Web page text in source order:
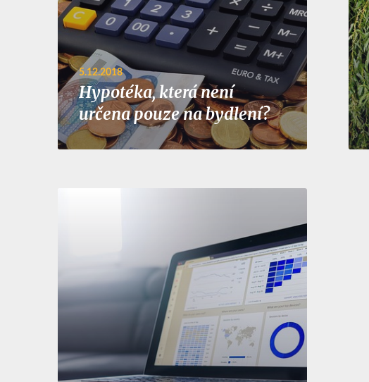
5.12.2018
Hypotéka, která není
určena pouze na bydlení?